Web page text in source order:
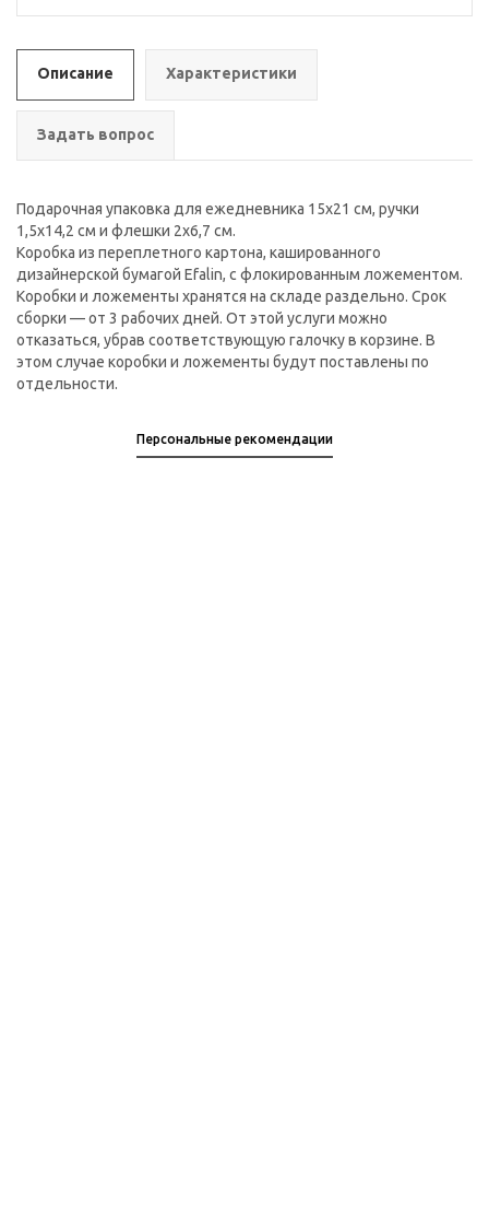
Описание Характеристики
Задать вопрос
Подарочная упаковка для ежедневника 15х21 см, ручки
1,5х14,2 см и флешки 2х6,7 см.
Коробка из переплетного картона, кашированного
дизайнерской бумагой Efalin, с флокированным ложементом.
Коробки и ложементы хранятся на складе раздельно. Срок
сборки — от 3 рабочих дней. От этой услуги можно
отказаться, убрав соответствующую галочку в корзине. В
этом случае коробки и ложементы будут поставлены по
отдельности.
Персональные рекомендации